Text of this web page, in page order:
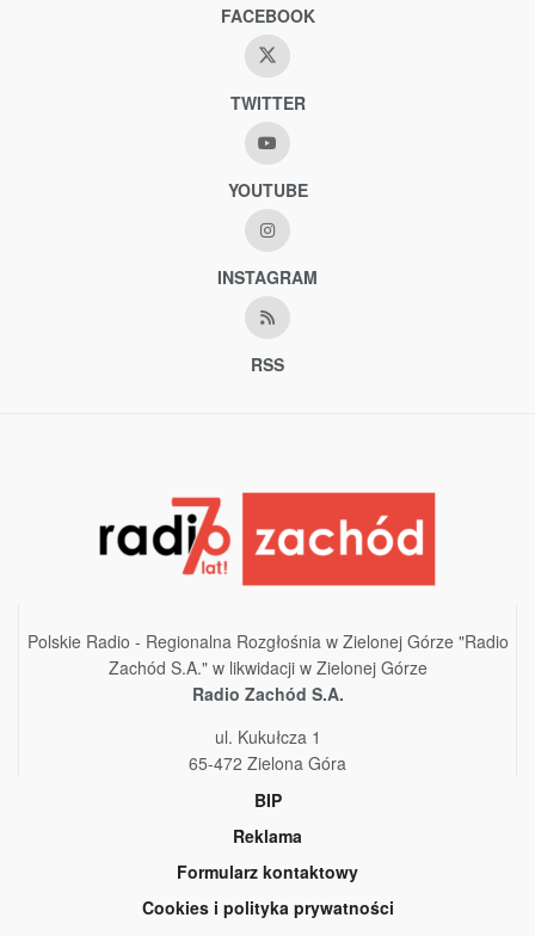
FACEBOOK
TWITTER
YOUTUBE
INSTAGRAM
RSS
Polskie Radio - Regionalna Rozgłośnia w Zielonej Górze "Radio
Zachód S.A." w likwidacji w Zielonej Górze
Radio Zachód S.A.
ul. Kukułcza 1
65-472 Zielona Góra
BIP
Reklama
Formularz kontaktowy
Cookies i polityka prywatności